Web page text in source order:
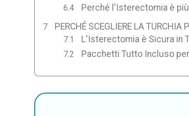
Perché l'Isterectomia è
PERCHÉ SCEGLIERE LA TURCHIA
L'Isterectomia è Sicura in
Pacchetti Tutto Incluso